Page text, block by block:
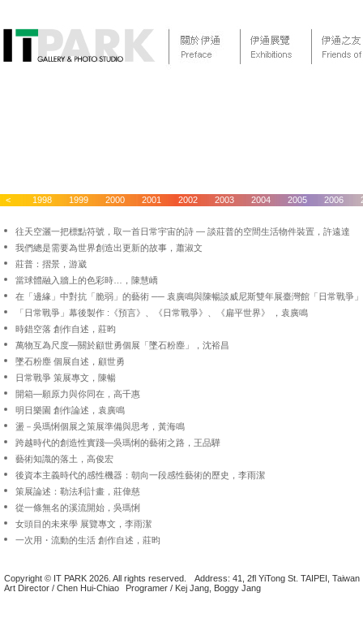
< 1998 1999 2000 2001 2002 2003 2004 2005 2006
往天空灑一把標點符號，取一首日常宇宙的詩 ― 談莊普的空間生活物件裝置 ， 許遠達
我們總是需要為世界創造出更新的故事 ， 蕭淑文
莊普：摺景 ， 游崴
當球體融入牆上的色彩時…
， 陳慧嶠
在「邊緣」中對抗「脆弱」的藝術 ── 袁廣鳴與陳暢談威尼斯雙年展臺灣館「日常戰爭
「日常戰爭」幕後製作 :《預言》、《日常戰爭》、《扁平世界》
， 袁廣鳴
時錯空落 創作自述 ， 莊昀
萬物互為尺度—關於顧世勇個展「墜石粉塵」
， 沈裕昌
墜石粉塵 個展自述 ， 顧世勇
日常戰爭 策展專文 ， 陳暢
開箱—願原力與你同在 ， 高千惠
明日樂園 創作論述 ， 袁廣鳴
盪－吳瑪悧個展之策展準備與思考 ， 黃海鳴
跨越時代的創造性實踐—吳瑪悧的藝術之路 ， 王品驊
藝術知識的落土 ， 高俊宏
後資本主義時代的感性機器：朝向一段感性藝術的歷史 ， 李雨潔
策展論述：勒法利計畫 ， 莊偉慈
從一條無名的溪流開始 ， 吳瑪悧
女頭目的未來學 展覽專文 ， 李雨潔
一次用・流動的生活 創作自述 ， 莊昀
Copyright © IT PARK 2026. All rights reserved.
Address: 41, 2fl YiTong St. TAIPEI, Taiwan
Art Director / Chen Hui-Chiao
Programer / Kej Jang, Boggy Jang